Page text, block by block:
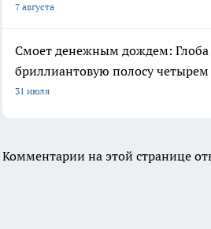
7 августа
Смоет денежным дождем: Глоба
бриллиантовую полосу четырем
31 июля
Комментарии на этой странице